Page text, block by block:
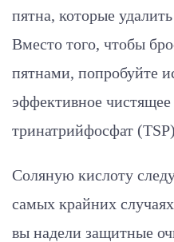
пятна, которые
Вместо того, чтобы
пятнами, попробуйте
эффективное чистящее
тринатрийфосфат
Соляную кислоту
самых крайних
вы надели защитные